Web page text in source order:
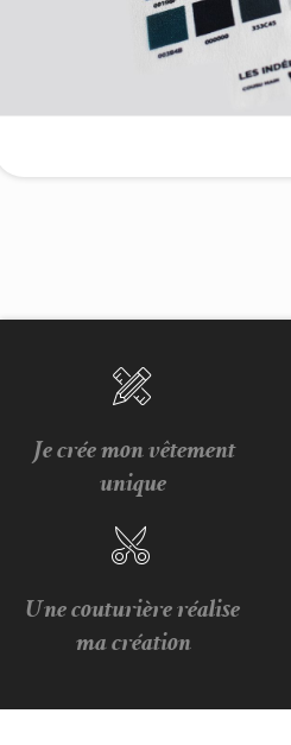
Je crée mon vêtement
unique
Une couturière réalise
ma création